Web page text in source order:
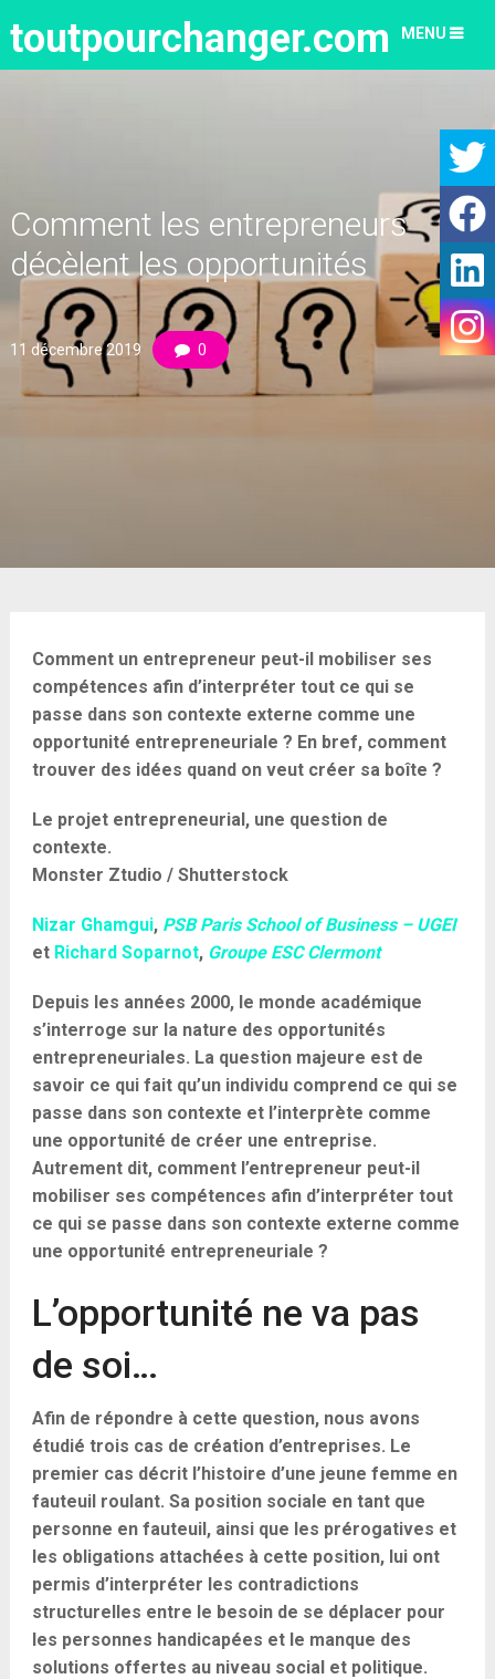
toutpourchanger.com MENU
Comment les entrepreneurs
décèlent les opportunités
11 décembre 2019 0
Comment un entrepreneur peut-il mobiliser ses
compétences afin d’interpréter tout ce qui se
passe dans son contexte externe comme une
opportunité entrepreneuriale ? En bref, comment
trouver des idées quand on veut créer sa boîte ?
Le projet entrepreneurial, une question de
contexte.
Monster Ztudio / Shutterstock
Nizar Ghamgui, PSB Paris School of Business – UGEI
et Richard Soparnot, Groupe ESC Clermont
Depuis les années 2000, le monde académique
s’interroge sur la nature des opportunités
entrepreneuriales. La question majeure est de
savoir ce qui fait qu’un individu comprend ce qui se
passe dans son contexte et l’interprète comme
une opportunité de créer une entreprise.
Autrement dit, comment l’entrepreneur peut-il
mobiliser ses compétences afin d’interpréter tout
ce qui se passe dans son contexte externe comme
une opportunité entrepreneuriale ?
L’opportunité ne va pas
de soi…
Afin de répondre à cette question, nous avons
étudié trois cas de création d’entreprises. Le
premier cas décrit l’histoire d’une jeune femme en
fauteuil roulant. Sa position sociale en tant que
personne en fauteuil, ainsi que les prérogatives et
les obligations attachées à cette position, lui ont
permis d’interpréter les contradictions
structurelles entre le besoin de se déplacer pour
les personnes handicapées et le manque des
solutions offertes au niveau social et politique.